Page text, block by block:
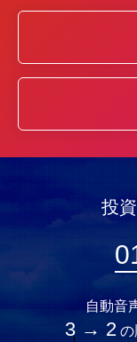
投
自動音
3 → 2 の